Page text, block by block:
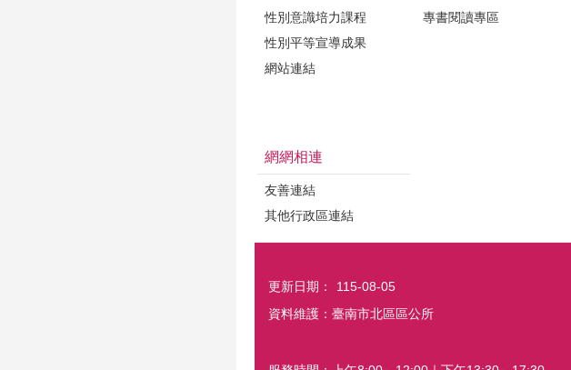
性別意識培力課程
性別平等宣導成果
網站連結
專書閱讀專區
網網相連
友善連結
其他行政區連結
更新日期：
115-08-05
資料維護：臺南市北區區公所